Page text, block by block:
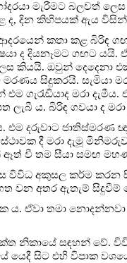
මැරීමට බලවත්
ද, දින කිහිපයක් ඇය
කතා කළ බිරිඳ
ද දියනෑමට ගඟට යයි.
කියයි. ඔවුන් දෙදෙනා
මරණය සිදුකරයි.
ගැරැඬියාද මරා
ය. බිරිඳ ගවයා ද මරා
දරුවාට ජාතිස්මරණ
දී මරා දැමූ
වී තම සීයා සමඟ
අකුසල කර්ම කරන
වන අතර ඇතැම් සිදුවීම්
ය. ඒවා තමා
නිකායේ සඳහන් වේ.
යෙදී සිට එහි විපාක